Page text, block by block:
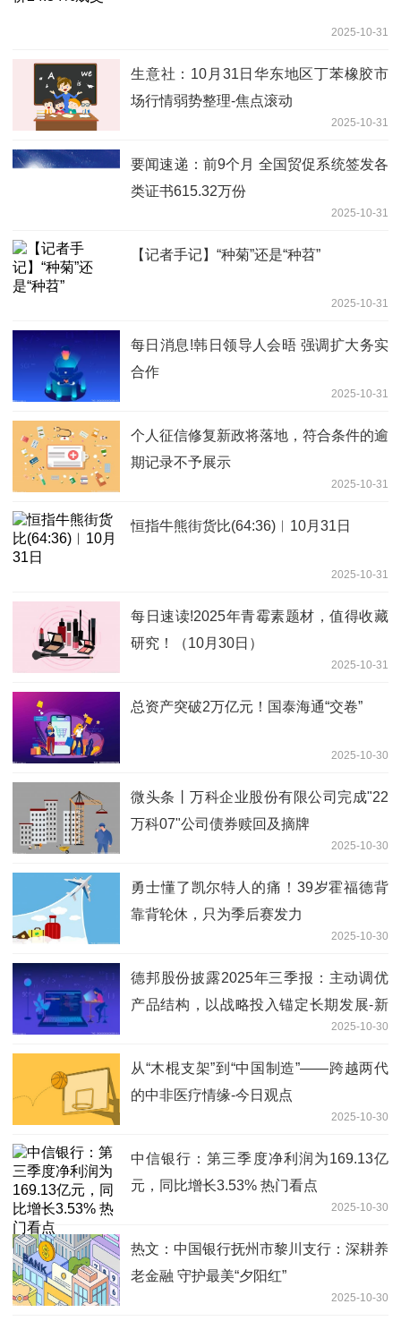
2025-10-31
生意社：10月31日华东地区丁苯橡胶市
场行情弱势整理-焦点滚动
2025-10-31
要闻速递：前9个月 全国贸促系统签发各
类证书615.32万份
2025-10-31
【记者手记】“种菊”还是“种苕”
2025-10-31
每日消息!韩日领导人会晤 强调扩大务实
合作
2025-10-31
个人征信修复新政将落地，符合条件的逾
期记录不予展示
2025-10-31
恒指牛熊街货比(64:36)︱10月31日
2025-10-31
每日速读!2025年青霉素题材，值得收藏
研究！（10月30日）
2025-10-31
总资产突破2万亿元！国泰海通“交卷”
2025-10-30
微头条丨万科企业股份有限公司完成"22
万科07"公司债券赎回及摘牌
2025-10-30
勇士懂了凯尔特人的痛！39岁霍福德背
靠背轮休，只为季后赛发力
2025-10-30
德邦股份披露2025年三季报：主动调优
产品结构，以战略投入锚定长期发展-新
2025-10-30
从“木棍支架”到“中国制造”——跨越两代
的中非医疗情缘-今日观点
2025-10-30
中信银行：第三季度净利润为169.13亿
元，同比增长3.53% 热门看点
2025-10-30
热文：中国银行抚州市黎川支行：深耕养
老金融 守护最美“夕阳红”
2025-10-30